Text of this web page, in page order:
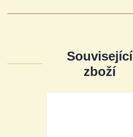
Související
zboží